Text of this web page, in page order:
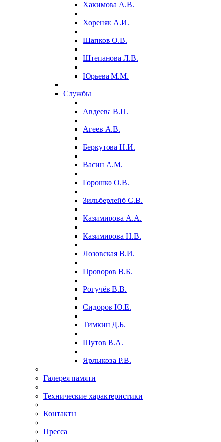
Хакимова А.В.
Хореняк А.И.
Шапков О.В.
Штепанова Л.В.
Юрьева М.М.
Службы
Авдеева В.П.
Агеев А.В.
Беркутова Н.И.
Васин А.М.
Горошко О.В.
Зильберлейб С.В.
Казимирова А.А.
Казимирова Н.В.
Лозовская В.И.
Проворов В.Б.
Рогучёв В.В.
Сидоров Ю.Е.
Тимкин Д.Б.
Шутов В.А.
Ярлыкова Р.В.
Галерея памяти
Технические характеристики
Контакты
Пресса